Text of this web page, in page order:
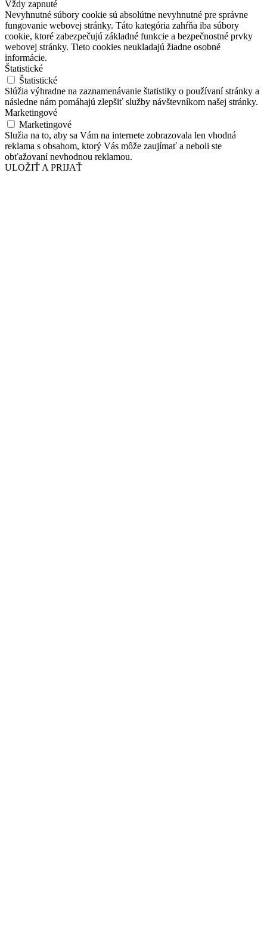
Vždy zapnuté
Nevyhnutné súbory cookie sú absolútne nevyhnutné pre správne
fungovanie webovej stránky. Táto kategória zahŕňa iba súbory
cookie, ktoré zabezpečujú základné funkcie a bezpečnostné prvky
webovej stránky. Tieto cookies neukladajú žiadne osobné
informácie.
Štatistické
Štatistické
Slúžia výhradne na zaznamenávanie štatistiky o používaní stránky a
následne nám pomáhajú zlepšiť služby návštevníkom našej stránky.
Marketingové
Marketingové
Služia na to, aby sa Vám na internete zobrazovala len vhodná
reklama s obsahom, ktorý Vás môže zaujímať a neboli ste
obťažovaní nevhodnou reklamou.
ULOŽIŤ A PRIJAŤ